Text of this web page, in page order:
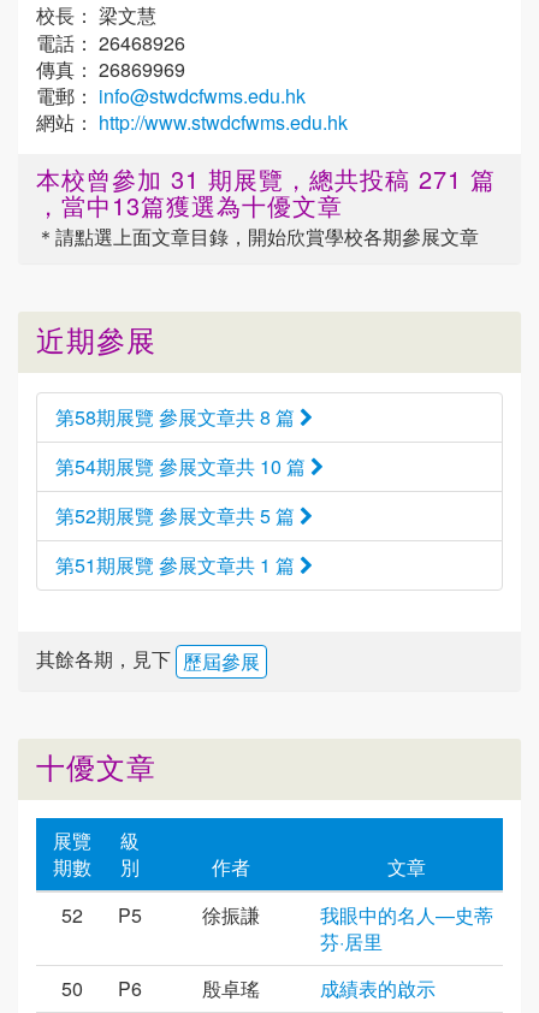
校長： 梁文慧
電話： 26468926
傳真： 26869969
電郵： info@stwdcfwms.edu.hk
網站： http://www.stwdcfwms.edu.hk
本校曾參加 31 期展覽，總共投稿 271 篇
，當中13篇獲選為十優文章
＊請點選上面文章目錄，開始欣賞學校各期參展文章
近期參展
第58期展覽 參展文章共 8 篇
第54期展覽 參展文章共 10 篇
第52期展覽 參展文章共 5 篇
第51期展覽 參展文章共 1 篇
其餘各期，見下 歷屆參展
十優文章
展覽
期數
級
別
作者
文章
52
P5 徐振謙
我眼中的名人—史蒂
芬·居里
50
P6 殷卓瑤 成績表的啟示